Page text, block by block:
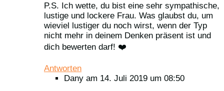
P.S. Ich wette, du bist eine sehr sympathische,
lustige und lockere Frau. Was glaubst du, um
wieviel lustiger du noch wirst, wenn der Typ
nicht mehr in deinem Denken präsent ist und
dich bewerten darf! ❤️
Antworten
Dany am 14. Juli 2019 um 08:50